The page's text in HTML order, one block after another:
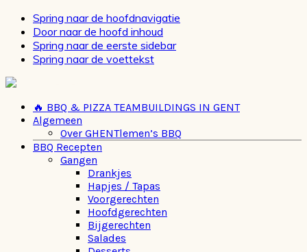
Spring naar de hoofdnavigatie
Door naar de hoofd inhoud
Spring naar de eerste sidebar
Spring naar de voettekst
🔥 BBQ & PIZZA TEAMBUILDINGS IN GENT
Algemeen
Over GHENTlemen’s BBQ
BBQ Recepten
Gangen
Drankjes
Hapjes / Tapas
Voorgerechten
Hoofdgerechten
Bijgerechten
Salades